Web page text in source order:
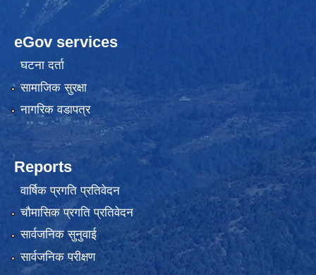
eGov services
घटना दर्ता
सामाजिक सुरक्षा
नागरिक वडापत्र
Reports
वार्षिक प्रगति प्रतिवेदन
चौमासिक प्रगति प्रतिवेदन
सार्वजनिक सुनुवाई
सार्वजनिक परीक्षण